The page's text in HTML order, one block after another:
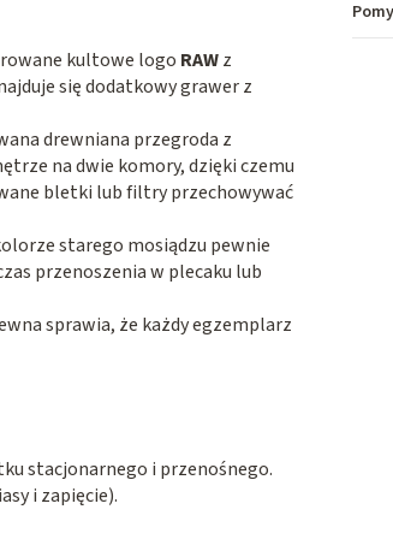
kultowe logo RAWz
się dodatkowy grawer z
drewniana przegroda z
na dwie komory, dzięki czemu
bletki lub filtry przechowywać
starego mosiądzu pewnie
przenoszenia w plecaku lub
sprawia, że każdy egzemplarz
stacjonarnego i przenośnego.
i zapięcie).